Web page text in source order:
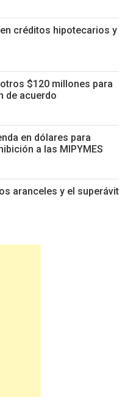
créditos hipotecarios y
$120 millones para
de acuerdo
en dólares para
a las MIPYMES
aranceles y el superávit